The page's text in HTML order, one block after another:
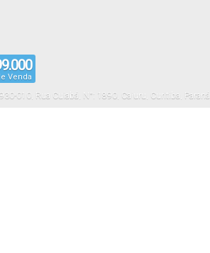
Venda
010, Rua Cuiabá N°: 1890, Cajuru Curitiba Paraná